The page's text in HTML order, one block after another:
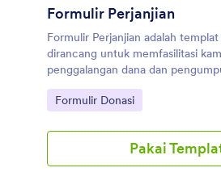
Formulir Perjanjian
Formulir Perjanjian adalah
dirancang untuk memfasilitasi
penggalangan dana dan
dan donasi
Go to Category:
Formulir Donasi
Pakai